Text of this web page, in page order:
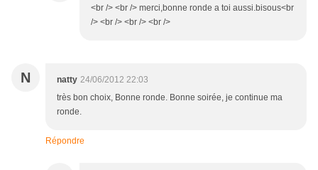
<br /> <br /> merci,bonne ronde a toi aussi.bisous<br
/> <br /> <br /> <br />
N natty 24/06/2012 22:03
très bon choix, Bonne ronde. Bonne soirée, je continue ma
ronde.
Répondre